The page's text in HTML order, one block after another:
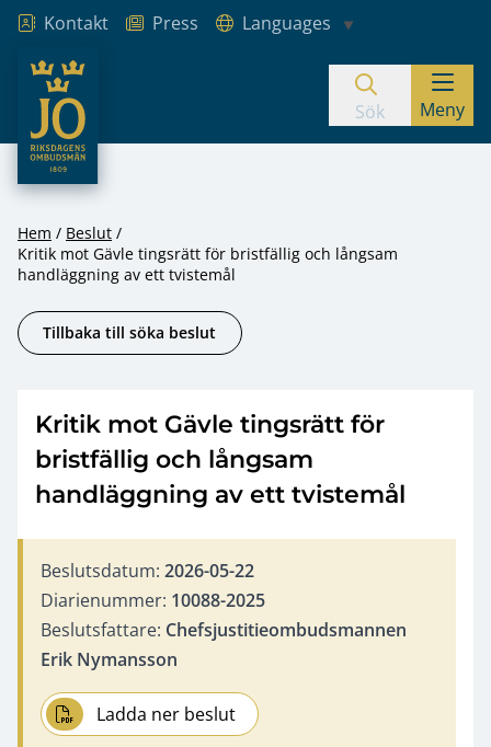
Hoppa till innehåll
Kontakt Press
Languages
JO – Riksdagens Ombudsmän
Sök Meny
Hem
Beslut
Kritik mot Gävle tingsrätt för bristfällig och långsam
handläggning av ett tvistemål
Tillbaka till söka beslut
Kritik mot Gävle tingsrätt för
bristfällig och långsam
handläggning av ett tvistemål
Beslutsdatum: 2026-05-22
Diarienummer: 10088-2025
Beslutsfattare: Chefsjustitieombudsmannen
Erik Nymansson
Ladda ner beslut